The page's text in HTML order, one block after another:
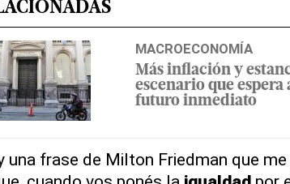
MACROECONOMÍA
Más inflación y
escenario que espera
futuro inmediato
una frase de Milton Friedman que